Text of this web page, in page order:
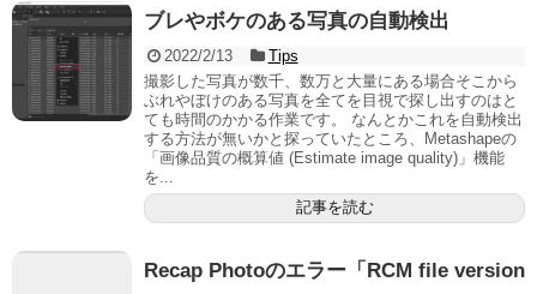
ブレやボケのある写真の自動検出
2022/2/13
Tips
撮影した写真が数千、数万と大量にある場合そこから
ぶれやぼけのある写真を全てを目視で探し出すのはと
ても時間のかかる作業です。 なんとかこれを自動検出
する方法が無いかと探っていたところ、Metashapeの
「画像品質の概算値 (Estimate image quality)」機能
を...
記事を読む
Recap Photoのエラー「RCM file version